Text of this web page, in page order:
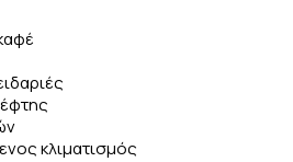
κλιματισμός